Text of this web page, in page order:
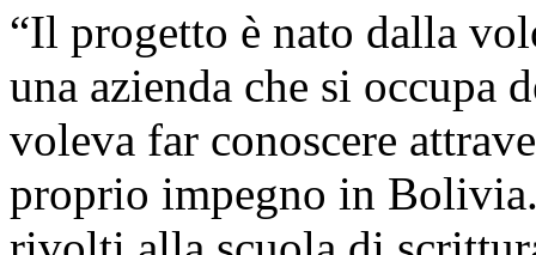
“Il progetto è nato dalla
una azienda che si occupa
voleva far conoscere
proprio impegno in